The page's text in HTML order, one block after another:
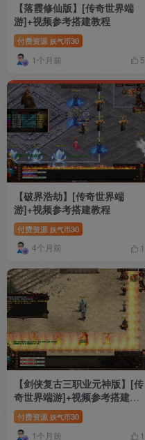
【落霞修仙版】[传奇世界端
游]+视频参考搭建教程
付费资源 妖气币30
1个月前 5
【破界浩劫】[传奇世界端
游]+视频参考搭建教程
付费资源 妖气币30
4个月前 1
【剑侠复古三职业元神版】[传
奇世界端游]+视频参考搭建教
程付费资源 妖气币30
1个月前 1